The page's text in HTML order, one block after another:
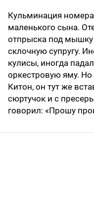
Кульминация
маленького сына.
отпрыска под
склочную супругу.
кулисы, иногда
оркестровую яму.
Китон, он тут же
сюртучок и с
говорил: «Прошу